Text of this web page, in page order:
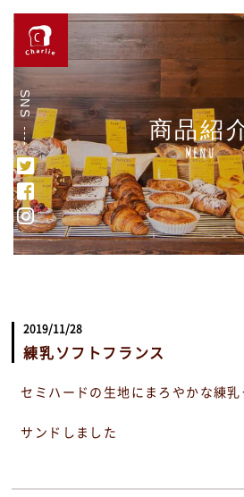
SNS
商品紹
Menu
2019/11/28
練乳ソフトフランス
セミハードの生地にまろやかな練乳
サンドしました